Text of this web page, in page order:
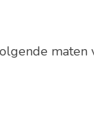
maten